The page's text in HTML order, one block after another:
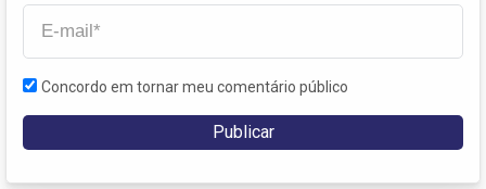
Concordo em tornar meu comentário público